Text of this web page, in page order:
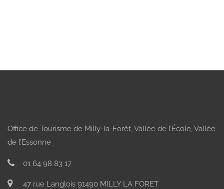
Office de Tourisme de Milly-la-Forêt, Vallée de l’École, Vallée
de l’Essonne
01 64 98 83 17
47 rue Langlois 91490 MILLY LA FORET